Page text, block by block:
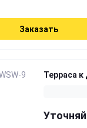
Заказать
Терраса к